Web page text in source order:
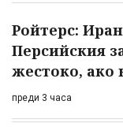
Ройтерс:
Персийския
жестоко, ако
преди 3 часа